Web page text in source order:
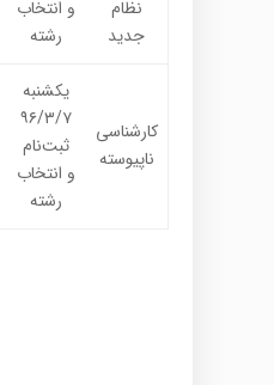
نظام
جدید
و انتخاب
رشته
کارشناسی
ناپیوسته
یکشنبه
۹۶/۳/۷
ثبت‌نام
و انتخاب
رشته